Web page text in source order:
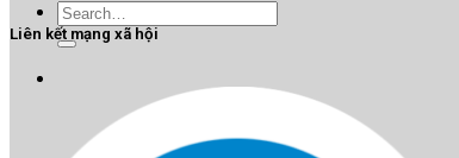
Liên kết mạng xã hội